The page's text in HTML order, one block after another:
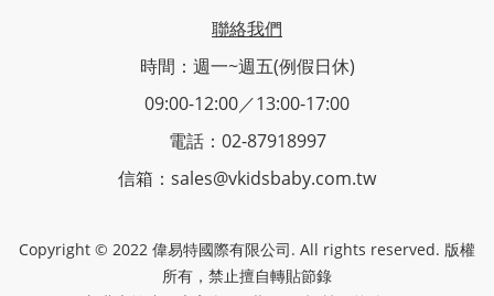
聯絡我們
時間：週一~週五(例假日休)
09:00-12:00／13:00-17:00
電話：02-87918997
信箱：sales@vkidsbaby.com.tw
Copyright © 2022 偉易特國際有限公司. All rights reserved. 版權
所有，禁止擅自轉貼節錄